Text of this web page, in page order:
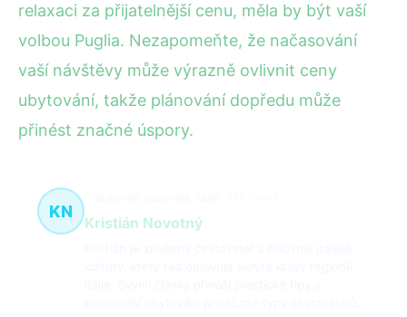
relaxaci za přijatelnější cenu, měla by být vaší
volbou Puglia. Nezapomeňte, že načasování
vaší návštěvy může výrazně ovlivnit ceny
ubytování, takže plánování dopředu může
přinést značné úspory.
KN
Kristián Novotný